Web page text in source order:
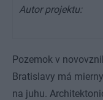
Autor projektu:
Pozemok v
Bratislavy má
na juhu.